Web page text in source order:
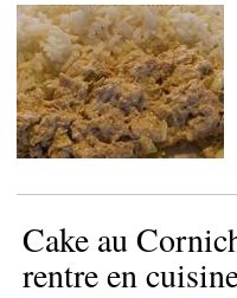
Cake au
rentre en